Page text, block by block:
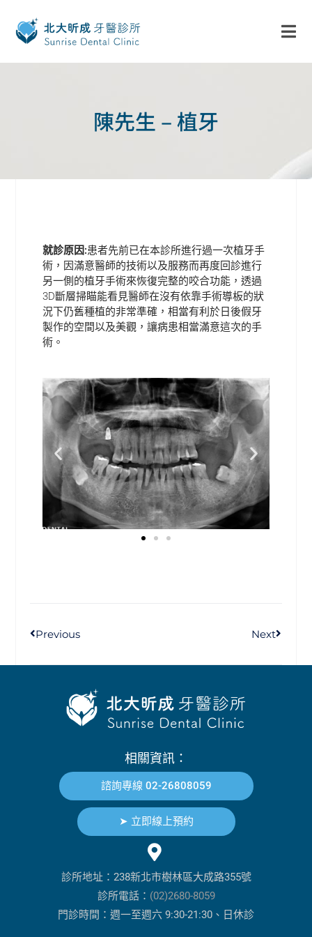
陳先生 – 植牙
就診原因:患者先前已在本診所進行過一次植牙手
術，因滿意醫師的技術以及服務而再度回診進行
另一側的植牙手術來恢復完整的咬合功能，透過
3D斷層掃瞄能看見醫師在沒有依靠手術導板的狀
況下仍舊種植的非常準確，相當有利於日後假牙
製作的空間以及美觀，讓病患相當滿意這次的手
術。
Previous Next
相關資訊：
諮詢專線 02-26808059
➤ 立即線上預約
診所地址：238新北市樹林區大成路355號
診所電話： (02)2680-8059
門診時間：週一至週六 9:30-21:30、日休診